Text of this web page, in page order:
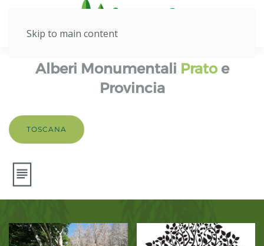
Skip to main content
Alberi Monumentali Pratoe
Provincia
TOSCANA